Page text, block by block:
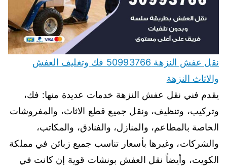
نقل عفش النزهة 50993766 فك وتغليف العفش
والاثاث النزهة
يقدم فني نقل عفش النزهة خدمات عديدة منها: فك،
وتركيب، وتنظيف، ونقل جميع قطع الاثاث، والمفروشات
الخاصة بالمطاعم، والمنازل، والفنادق، والمكاتب،
والشركات، وغيرها بأسعار تناسب جميع زبائن في مملكة
الكويت، وأيضاً نقل العفش بونشات قوية إن كانت في